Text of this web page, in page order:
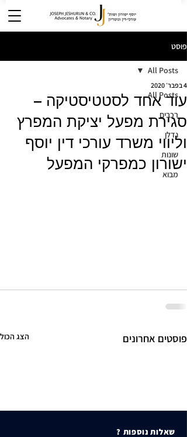
פוסט
All Posts
רכבים
נדלן
שונות
מבוא
All Posts
עוד אחד לסטטיסטיקה –
סגירת מפעל יציקת המפרץ
וליווי משרד עורכי דין יוסף
ישורון כמפרקי המפעל
4 בפבר׳ 2020
פוסטים אחרונים הצג הכול
שאלות נוספות ?